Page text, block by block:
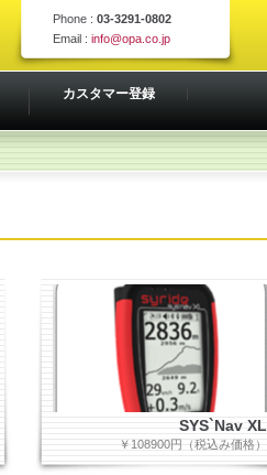
Phone : 03-3291-0802
Email : info@opa.co.jp
カスタマー登録
SYS`Nav XL
￥108900円（税込み価格）